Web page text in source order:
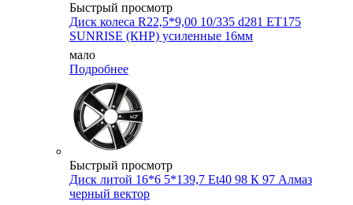
Быстрый просмотр
Диск колеса R22,5*9,00 10/335 d281 ET175
SUNRISE (КНР) усиленные 16мм
мало
Подробнее
Быстрый просмотр
Диск литой 16*6 5*139,7 Et40 98 К 97 Алмаз
черный вектор